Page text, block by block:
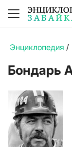
Энциклопедия /
Бондарь